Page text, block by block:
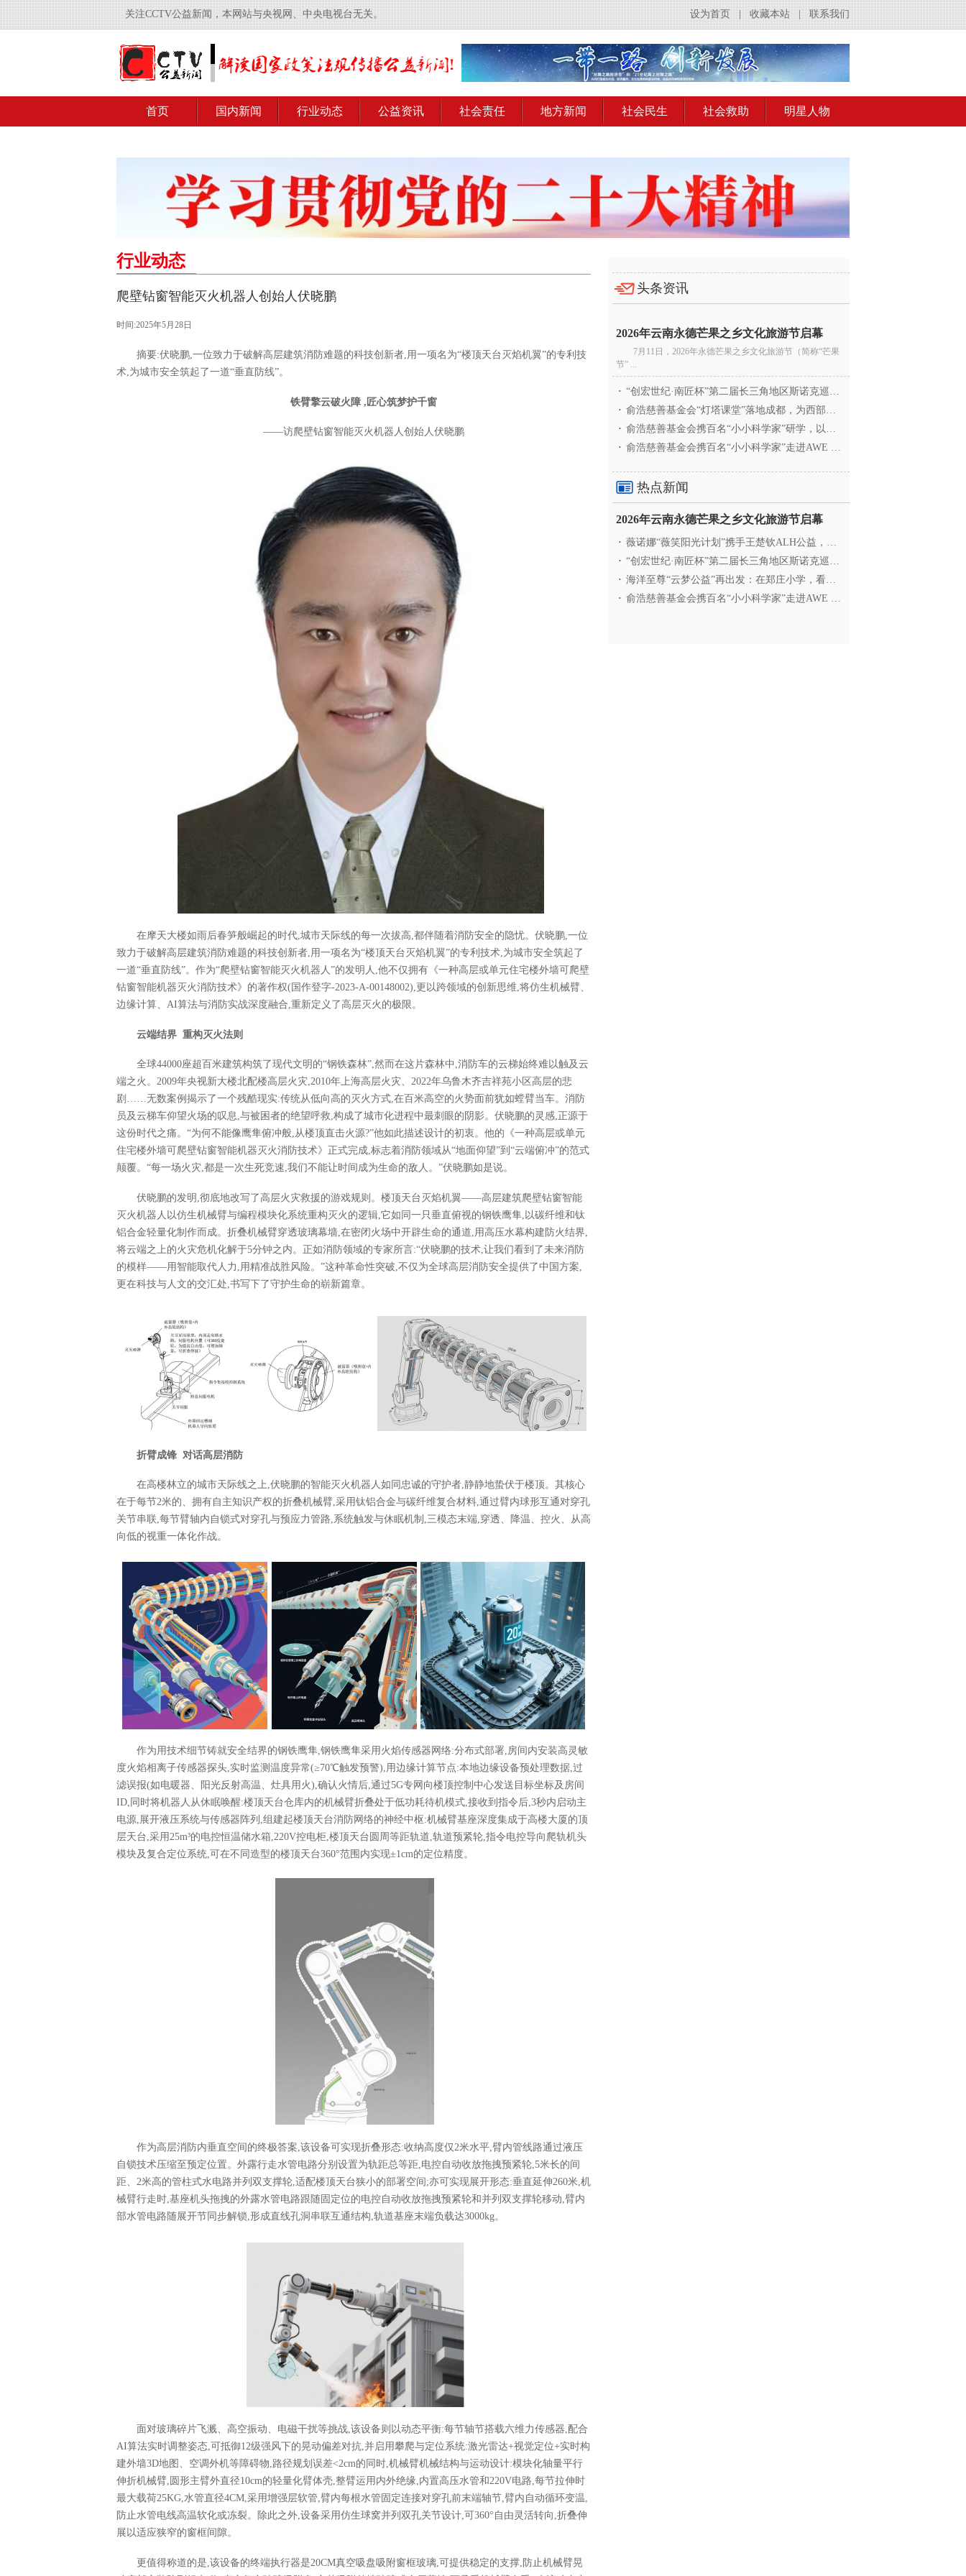
关注CCTV公益新闻，本网站与央视网、中央电视台无关。 联系我们
收藏本站
设为首页
首页 国内新闻 行业动态 公益资讯 社会责任 地方新闻 社会民生 社会救助 明星人物
行业动态
爬壁钻窗智能灭火机器人创始人伏晓鹏
时间:2025年5月28日
摘要:伏晓鹏,一位致力于破解高层建筑消防难题的科技创新者,用一项名为“楼顶天台灭焰机翼”的专利技
术,为城市安全筑起了一道“垂直防线”。
铁臂擎云破火障 , 匠心筑梦护千窗
——访爬壁钻窗智能灭火机器人创始人伏晓鹏
在摩天大楼如雨后春笋般崛起的时代,城市天际线的每一次拔高,都伴随着消防安全的隐忧。伏晓鹏,一位
致力于破解高层建筑消防难题的科技创新者,用一项名为“楼顶天台灭焰机翼”的专利技术,为城市安全筑起了
一道“垂直防线”。作为“爬壁钻窗智能灭火机器人”的发明人,他不仅拥有《一种高层或单元住宅楼外墙可爬壁
钻窗智能机器灭火消防技术》的著作权(国作登字-2023-A-00148002),更以跨领域的创新思维,将仿生机械臂、
边缘计算、AI算法与消防实战深度融合,重新定义了高层灭火的极限。
云端结界 重构灭火法则
全球44000座超百米建筑构筑了现代文明的“钢铁森林”,然而在这片森林中,消防车的云梯始终难以触及云
端之火。2009年央视新大楼北配楼高层火灾,2010年上海高层火灾、2022年乌鲁木齐吉祥苑小区高层的悲
剧……无数案例揭示了一个残酷现实:传统从低向高的灭火方式,在百米高空的火势面前犹如螳臂当车。消防
员及云梯车仰望火场的叹息,与被困者的绝望呼救,构成了城市化进程中最刺眼的阴影。伏晓鹏的灵感,正源于
这份时代之痛。“为何不能像鹰隼俯冲般,从楼顶直击火源?”他如此描述设计的初衷。他的《一种高层或单元
住宅楼外墙可爬壁钻窗智能机器灭火消防技术》正式完成,标志着消防领域从“地面仰望”到“云端俯冲”的范式
颠覆。“每一场火灾,都是一次生死竞速,我们不能让时间成为生命的敌人。”伏晓鹏如是说。
伏晓鹏的发明,彻底地改写了高层火灾救援的游戏规则。楼顶天台灭焰机翼——高层建筑爬壁钻窗智能
灭火机器人以仿生机械臂与编程模块化系统重构灭火的逻辑,它如同一只垂直俯视的钢铁鹰隼,以碳纤维和钛
铝合金轻量化制作而成。折叠机械臂穿透玻璃幕墙,在密闭火场中开辟生命的通道,用高压水幕构建防火结界,
将云端之上的火灾危机化解于5分钟之内。正如消防领域的专家所言:“伏晓鹏的技术,让我们看到了未来消防
的模样——用智能取代人力,用精准战胜风险。”这种革命性突破,不仅为全球高层消防安全提供了中国方案,
更在科技与人文的交汇处,书写下了守护生命的崭新篇章。
折臂成锋 对话高层消防
在高楼林立的城市天际线之上,伏晓鹏的智能灭火机器人如同忠诚的守护者,静静地蛰伏于楼顶。其核心
在于每节2米的、拥有自主知识产权的折叠机械臂,采用钛铝合金与碳纤维复合材料,通过臂内球形互通对穿孔
关节串联,每节臂轴内自锁式对穿孔与预应力管路,系统触发与休眠机制,三模态末端,穿透、降温、控火、从高
向低的视重一体化作战。
作为用技术细节铸就安全结界的钢铁鹰隼,钢铁鹰隼采用火焰传感器网络:分布式部署,房间内安装高灵敏
度火焰相离子传感器探头,实时监测温度异常(≥70℃触发预警),用边缘计算节点:本地边缘设备预处理数据,过
滤误报(如电暖器、阳光反射高温、灶具用火),确认火情后,通过5G专网向楼顶控制中心发送目标坐标及房间
ID,同时将机器人从休眠唤醒:楼顶天台仓库内的机械臂折叠处于低功耗待机模式,接收到指令后,3秒内启动主
电源,展开液压系统与传感器阵列,组建起楼顶天台消防网络的神经中枢:机械臂基座深度集成于高楼大厦的顶
层天台,采用25m³的电控恒温储水箱,220V控电柜,楼顶天台圆周等距轨道,轨道预紧轮,指令电控导向爬轨机头
模块及复合定位系统,可在不同造型的楼顶天台360°范围内实现±1cm的定位精度。
作为高层消防内垂直空间的终极答案,该设备可实现折叠形态:收纳高度仅2米水平,臂内管线路通过液压
自锁技术压缩至预定位置。外露行走水管电路分别设置为轨距总等距,电控自动收放拖拽预紧轮,5米长的间
距、2米高的管柱式水电路并列双支撑轮,适配楼顶天台狭小的部署空间;亦可实现展开形态:垂直延伸260米,机
械臂行走时,基座机头拖拽的外露水管电路跟随固定位的电控自动收放拖拽预紧轮和并列双支撑轮移动,臂内
部水管电路随展开节同步解锁,形成直线孔洞串联互通结构,轨道基座末端负载达3000kg。
面对玻璃碎片飞溅、高空振动、电磁干扰等挑战,该设备则以动态平衡:每节轴节搭载六维力传感器,配合
AI算法实时调整姿态,可抵御12级强风下的晃动偏差对抗,并启用攀爬与定位系统:激光雷达+视觉定位+实时构
建外墙3D地图、空调外机等障碍物,路径规划误差<2cm的同时,机械臂机械结构与运动设计:模块化轴量平行
伸折机械臂,圆形主臂外直径10cm的轻量化臂体壳,整臂运用内外绝缘,内置高压水管和220V电路,每节拉伸时
最大载荷25KG,水管直径4CM,采用增强层软管,臂内每根水管固定连接对穿孔前末端轴节,臂内自动循环变温,
防止水管电线高温软化或冻裂。除此之外,设备采用仿生球窝并列双孔关节设计,可360°自由灵活转向,折叠伸
展以适应狭窄的窗框间隙。
更值得称道的是,该设备的终端执行器是20CM真空吸盘吸附窗框玻璃,可提供稳定的支撑,防止机械臂晃
头条资讯
2026年云南永德芒果之乡文化旅游节启幕
7月11日，2026年永德芒果之乡文化旅游节（简称“芒果
节” ...
· “创宏世纪·南匠杯”第二届长三角地区斯诺克巡回赛（江
· 俞浩慈善基金会“灯塔课堂”落地成都，为西部学子搭建
· 俞浩慈善基金会携百名“小小科学家”研学，以顶尖科创
· 俞浩慈善基金会携百名“小小科学家”走进AWE 探访追觅
热点新闻
2026年云南永德芒果之乡文化旅游节启幕
· 薇诺娜“薇笑阳光计划”携手王楚钦ALH公益，助力高原乒
· “创宏世纪·南匠杯”第二届长三角地区斯诺克巡回赛（江
· 海洋至尊“云梦公益”再出发：在郑庄小学，看见向善的
· 俞浩慈善基金会携百名“小小科学家”走进AWE 探访追觅